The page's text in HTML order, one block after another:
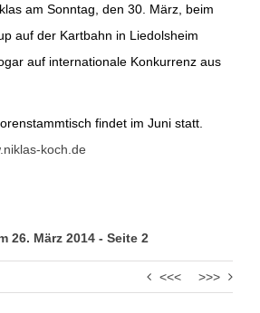
am Sonntag, den 30. März, beim
auf der Kartbahn in Liedolsheim
auf internationale Konkurrenz aus
findet im Juni statt.
koch.de
26. März 2014 - Seite 2
<<< >>>